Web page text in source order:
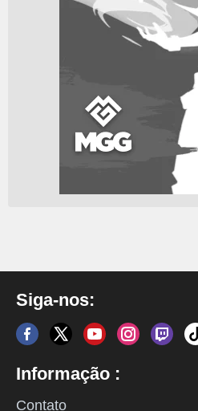
Siga-nos:
Informação :
Contato